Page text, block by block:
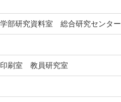
部研究資料室 総合研究センター
刷室 教員研究室